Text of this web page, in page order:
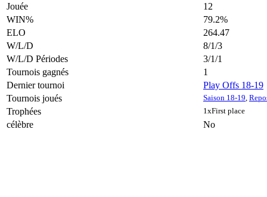
Jouée
12
WIN%
79.2%
ELO
264.47
W/L/D
8/1/3
W/L/D Périodes
3/1/1
Tournois gagnés
1
Dernier tournoi
Play Offs 18-19
Tournois joués
Saison 18-19
Trophées 1xFirst place
célèbre No